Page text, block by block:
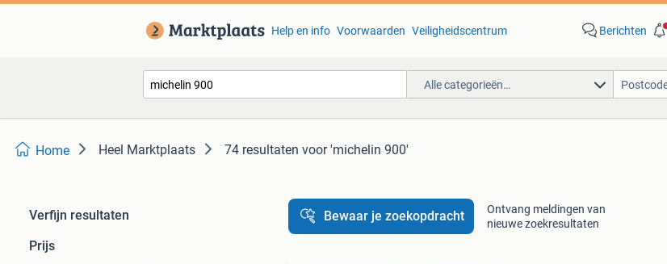
Help en info Voorwaarden Veiligheidscentrum Berichten
Alle categorieën…
Home Heel Marktplaats 74 resultaten voor 'michelin 900'
Verfijn resultaten
Prijs
Bewaar je zoekopdracht
Ontvang meldingen van
nieuwe zoekresultaten